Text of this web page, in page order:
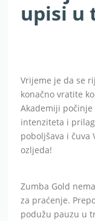
upisi u
Vrijeme je da se
konačno vratite
Akademiji
intenziteta i
poboljšava i čuva
ozljeda!
Zumba Gold
za praćenje.
podužu pauzu u